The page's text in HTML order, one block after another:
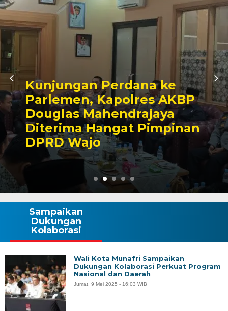
Awali Tugas sebagai
Kabagbinkar, AKBP Fantry
Taherong Tekankan
Kebersihan dan Disiplin
Demi Kepuasan Publik
Sampaikan
Dukungan
Kolaborasi
Wali Kota Munafri Sampaikan
Dukungan Kolaborasi Perkuat Program
Nasional dan Daerah
Jumat, 9 Mei 2025 - 16:03 WIB